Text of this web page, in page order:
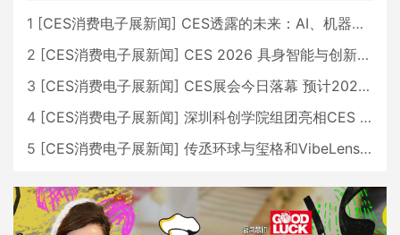
1 [CES消费电子展新闻] CES透露的未来：AI、机器人与智能生活大爆发
2 [CES消费电子展新闻] CES 2026 具身智能与创新领域 中国公司大放异彩
3 [CES消费电子展新闻] CES展会今日落幕 预计2026行业收入将超五千亿美元
4 [CES消费电子展新闻] 深圳科创学院组团亮相CES 广受好评
5 [CES消费电子展新闻] 传丞环球与玺格和VibeLens共同推出全新耳机